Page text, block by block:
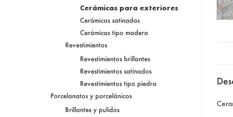
Cerámicas para exteriores
Cerámicas satinadas
Cerámicas tipo madera
Revestimientos
Revestimientos brillantes
Revestimientos satinados
Revestimientos tipo piedra
Porcelanatos y porcelánicos
Brillantes y pulidos